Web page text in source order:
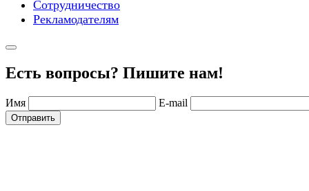
Сотрудничество
Рекламодателям
Есть вопросы? Пишите нам!
Имя E-mail